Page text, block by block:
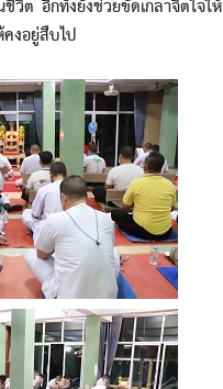
วิต อีกทั้งยังช่วยขัดเกลาจิตใจให้
งอยู่สืบไป